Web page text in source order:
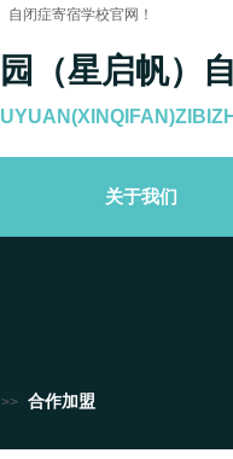
（星启帆）
闭症寄宿学校官网！
关于我们
>> 合作加盟